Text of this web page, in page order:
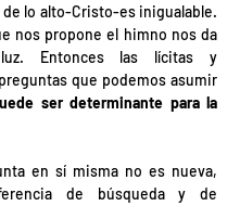
de lo alto-Cristo-es inigualable.
nos propone el himno nos da
Entonces las lícitas y
que podemos asumir
ser determinante para la
en sí misma no es nueva,
de búsqueda y de